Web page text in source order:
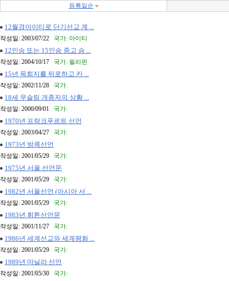
등록일순
12월경아이티로 단기선교 계 ...
작성일: 2003/07/22 국가: 아이티
12인승 또는 15인승 중고 승 ...
작성일: 2004/10/17 국가: 필리핀
15년 목회지를 뒤로하고 카 ...
작성일: 2002/11/28 국가:
18세 무슬림 개종자의 상황 ...
작성일: 2000/09/01 국가:
1970년 프랑크푸르트 선언
작성일: 2003/04/27 국가:
1973년 방콕선언
작성일: 2001/05/29 국가:
1975년 서울 선언문
작성일: 2001/05/29 국가:
1982년 서울선언 (아시아 서 ...
작성일: 2001/05/29 국가:
1983년 휘튼선언문
작성일: 2001/11/27 국가:
1986년 세계선교와 세계평화 ...
작성일: 2001/05/29 국가:
1989년 마닐라 선언
작성일: 2001/05/30 국가: